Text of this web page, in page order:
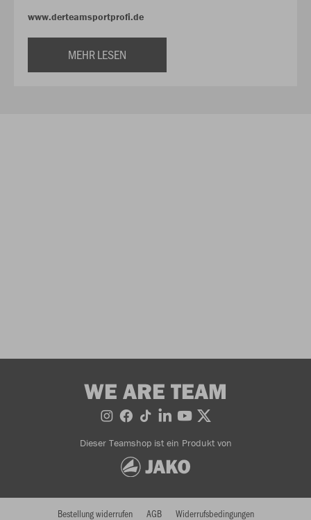
www.derteamsportprofi.de
MEHR LESEN
WE ARE TEAM
Dieser Teamshop ist ein Produkt von
Bestellung widerrufen AGB Widerrufsbedingungen